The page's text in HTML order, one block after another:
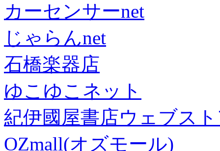
カーセンサーnet
じゃらんnet
石橋楽器店
ゆこゆこネット
紀伊國屋書店ウェブス
OZmall(オズモール)